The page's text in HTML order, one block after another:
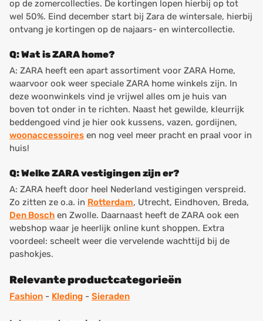
op de zomercollecties. De kortingen lopen hierbij op tot
wel 50%. Eind december start bij Zara de wintersale, hierbij
ontvang je kortingen op de najaars- en wintercollectie.
Q: Wat is ZARA home?
A: ZARA heeft een apart assortiment voor ZARA Home,
waarvoor ook weer speciale ZARA home winkels zijn. In
deze woonwinkels vind je vrijwel alles om je huis van
boven tot onder in te richten. Naast het gewilde, kleurrijk
beddengoed vind je hier ook kussens, vazen, gordijnen,
woonaccessoires en nog veel meer pracht en praal voor in
huis!
Q: Welke ZARA vestigingen zijn er?
A: ZARA heeft door heel Nederland vestigingen verspreid.
Zo zitten ze o.a. in Rotterdam, Utrecht, Eindhoven, Breda,
Den Bosch en Zwolle. Daarnaast heeft de ZARA ook een
webshop waar je heerlijk online kunt shoppen. Extra
voordeel: scheelt weer die vervelende wachttijd bij de
pashokjes.
Relevante productcategorieën
Fashion - Kleding - Sieraden